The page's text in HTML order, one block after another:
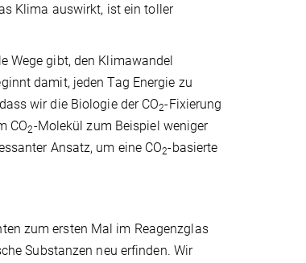
Klima auswirkt, ist ein toller
Wege gibt, den Klimawandel
damit, jeden Tag Energie zu
wir die Biologie der CO2-Fixierung
CO2-Molekül zum Beispiel weniger
Ansatz, um eine CO2-basierte
zum ersten Mal im Reagenzglas
Substanzen neu erfinden. Wir